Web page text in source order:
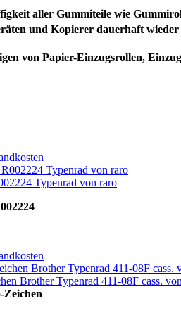
aller Gummiteile wie
und Kopierer dauerhaft wieder
von Papier-Einzugsrollen,
Typenrad von raro
Brother Typenrad 411-08F cass.
Zeichen